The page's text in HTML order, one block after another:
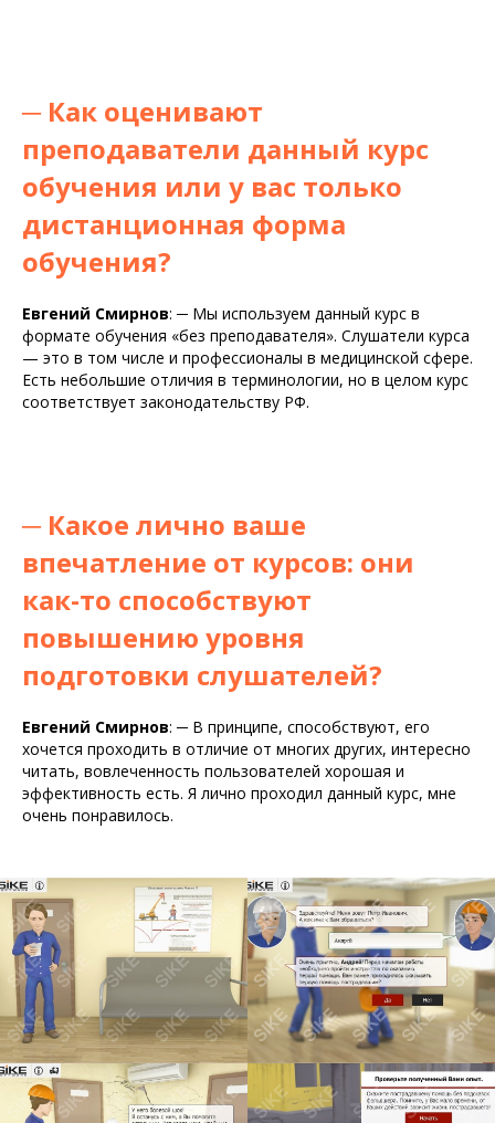
─ Как оценивают
преподаватели данный курс
обучения или у вас только
дистанционная форма
обучения?
Евгений Смирнов: ─ Мы используем данный курс в
формате обучения «без преподавателя». Слушатели курса
— это в том числе и профессионалы в медицинской сфере.
Есть небольшие отличия в терминологии, но в целом курс
соответствует законодательству РФ.
─ Какое лично ваше
впечатление от курсов: они
как-то способствуют
повышению уровня
подготовки слушателей?
Евгений Смирнов: ─ В принципе, способствуют, его
хочется проходить в отличие от многих других, интересно
читать, вовлеченность пользователей хорошая и
эффективность есть. Я лично проходил данный курс, мне
очень понравилось.